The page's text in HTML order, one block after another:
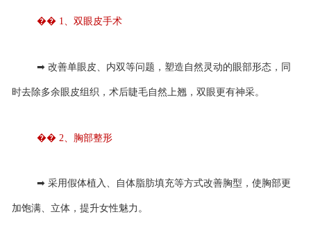
�� 1、双眼皮手术
➡ 改善单眼皮、内双等问题，塑造自然灵动的眼部形态，同
时去除多余眼皮组织，术后睫毛自然上翘，双眼更有神采。
�� 2、胸部整形
➡ 采用假体植入、自体脂肪填充等方式改善胸型，使胸部更
加饱满、立体，提升女性魅力。